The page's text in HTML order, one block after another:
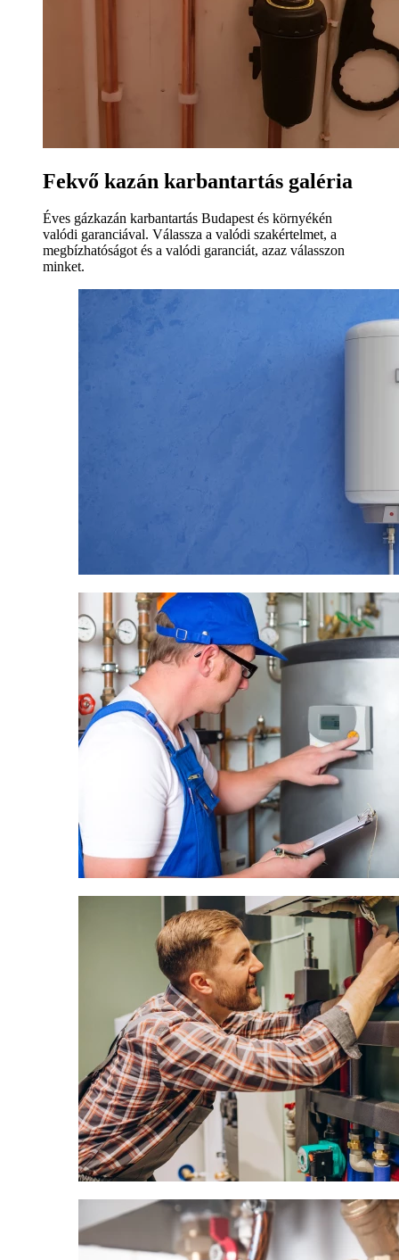
Fekvő kazán karbantartás galéria
Éves gázkazán karbantartás Budapest és környékén
valódi garanciával. Válassza a valódi szakértelmet, a
megbízhatóságot és a valódi garanciát, azaz válasszon
minket.